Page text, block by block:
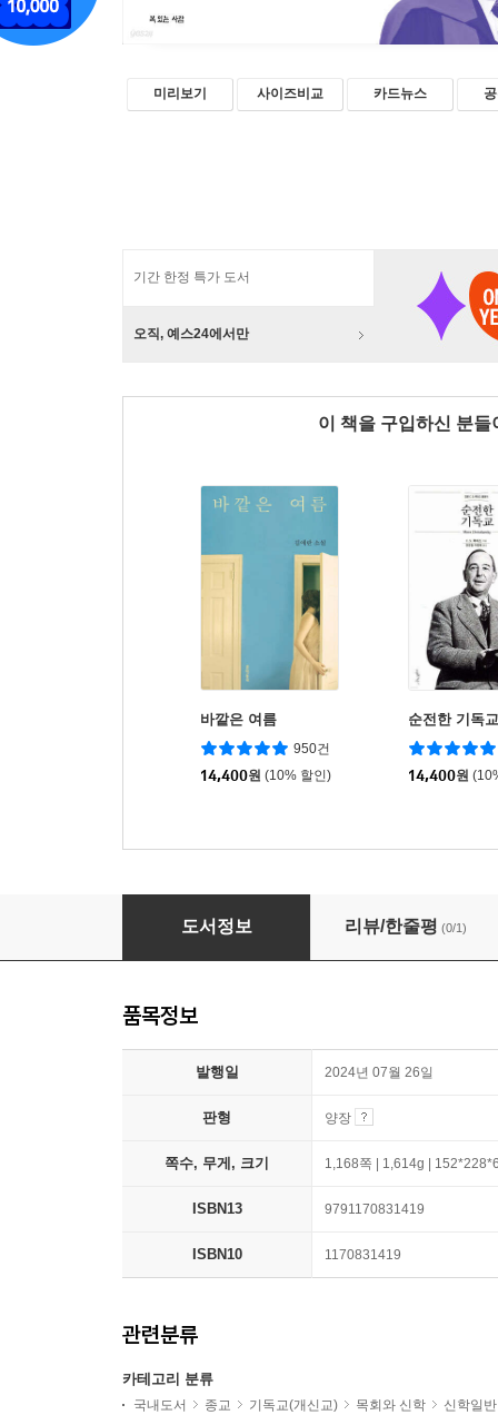
미리보기 사이즈비교 카드뉴스
기간 한정 특가 도서
오직, 예스24에서만
이 책을 구입하신 분
바깥은 여름
950건
14,400원 (10% 할인)
순전한 기독교
14,400원
조직신학 1
도서정보 리뷰/한줄평 (0/1)
품목정보
발행일 2024년 07월 26일
판형 양장
쪽수, 무게, 크기 1,168쪽 | 1,614g |
ISBN13 9791170831419
ISBN10 1170831419
관련분류
카테고리 분류
국내도서 종교 기독교(개신교) 목회와 신학 신학일반